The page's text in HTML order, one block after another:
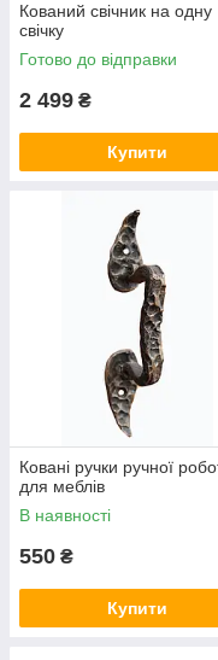
Кований свічник на одну
свічку
Готово до відправки
2 499 ₴
Купити
Ковані ручки ручної
для меблів
В наявності
550 ₴
Купити